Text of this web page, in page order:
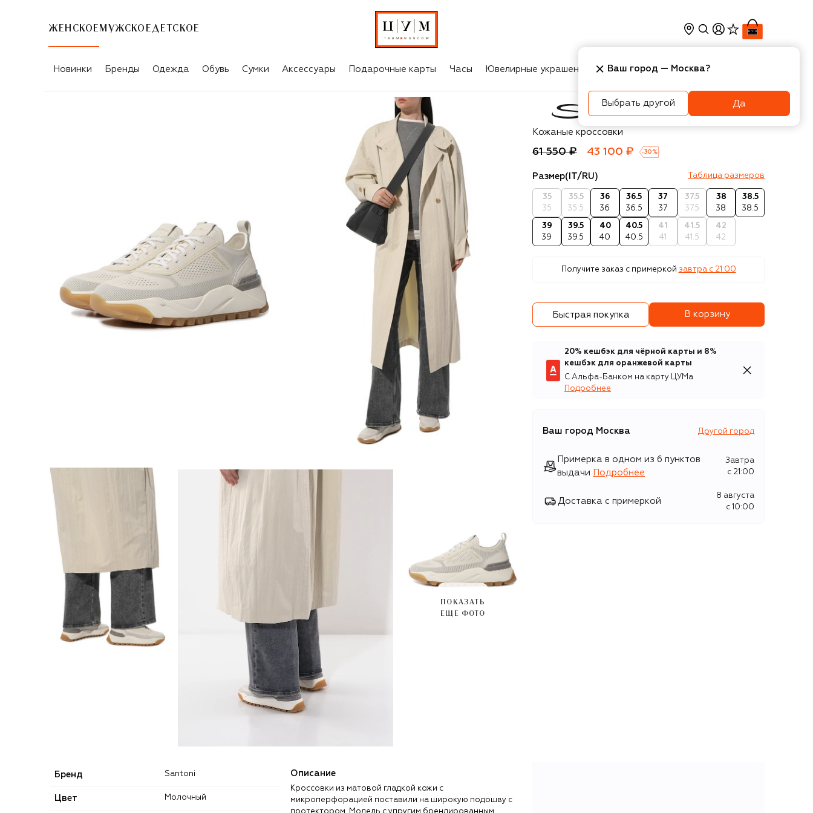
ЖЕНСКОЕ МУЖСКОЕ ДЕТСКОЕ
Новинки Бренды Одежда Обувь Сумки Аксессуары Подарочные карты Часы Ювелирные украшения Косметика Интерьер
ПОКАЗАТЬ
ЕЩЕ ФОТО
Santoni
Кожаные кроссовки
61 550 ₽ 43 100 ₽ -30 %
Размер(IT/RU) Таблица размеров
35
35
35.5
35.5
36
36
36.5
36.5
37
37
37.5
37.5
38
38
38.5
38.5
39
39
39.5
39.5
40
40
40.5
40.5
41
41
41.5
41.5
42
42
Получите заказ с примеркой завтра c 21:00
Быстрая покупка В корзину
20% кешбэк для чёрной карты и 8%
кешбэк для оранжевой карты
С Альфа-Банком на карту ЦУМа
Подробнее
Ваш город Москва Другой город
Примерка в одном из 6 пунктов
выдачи
Подробнее
Завтра
c 21:00
Доставка с примеркой
8 августа
c 10:00
Бренд Santoni
Цвет Молочный
Описание
Кроссовки из матовой гладкой кожи с
микроперфорацией поставили на широкую подошву с
Ваш город — Москва?
Выбрать другой Да